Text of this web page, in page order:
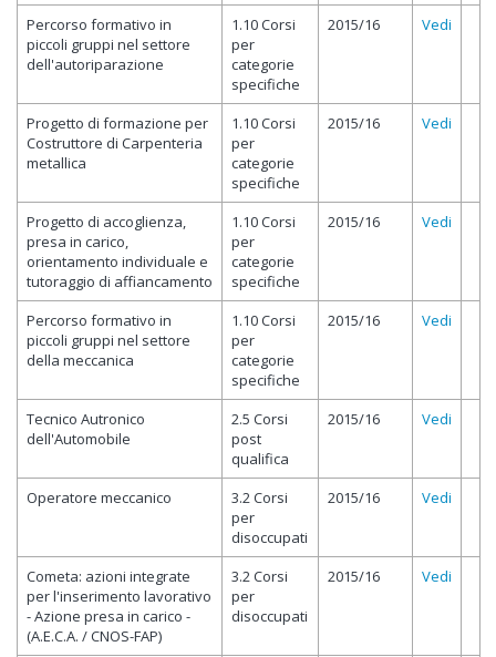
Percorso formativo in
piccoli gruppi nel settore
dell'autoriparazione
1.10 Corsi
per
categorie
specifiche
2015/16 Vedi
Progetto di formazione per
Costruttore di Carpenteria
metallica
1.10 Corsi
per
categorie
specifiche
2015/16 Vedi
Progetto di accoglienza,
presa in carico,
orientamento individuale e
tutoraggio di affiancamento
1.10 Corsi
per
categorie
specifiche
2015/16 Vedi
Percorso formativo in
piccoli gruppi nel settore
della meccanica
1.10 Corsi
per
categorie
specifiche
2015/16 Vedi
Tecnico Autronico
dell'Automobile
2.5 Corsi
post
qualifica
2015/16 Vedi
Operatore meccanico
3.2 Corsi
per
disoccupati
2015/16 Vedi
Cometa: azioni integrate
per l'inserimento lavorativo
- Azione presa in carico -
(A.E.C.A. / CNOS-FAP)
3.2 Corsi
per
disoccupati
2015/16 Vedi